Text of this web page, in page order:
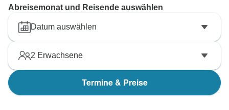
Abreisemonat und Reisende auswählen
Datum auswählen
2 Erwachsene
Termine & Preise